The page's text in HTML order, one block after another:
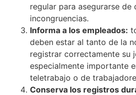
regular para asegurarse de
incongruencias.
Informa a los empleados:
deben estar al tanto de la
registrar correctamente su
especialmente importante
teletrabajo o de
Conserva los registros